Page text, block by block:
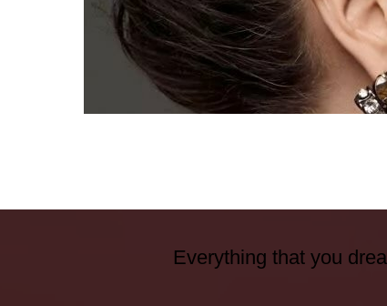
Everything that you